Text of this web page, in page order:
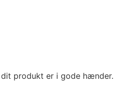
dit produkt er i gode hænder.